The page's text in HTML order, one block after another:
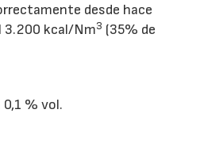
desde hace
3.200 kcal/Nm3 (35% de
% vol.